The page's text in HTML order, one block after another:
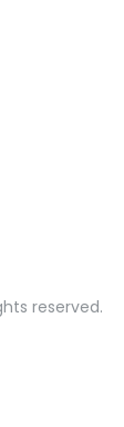
reserved.